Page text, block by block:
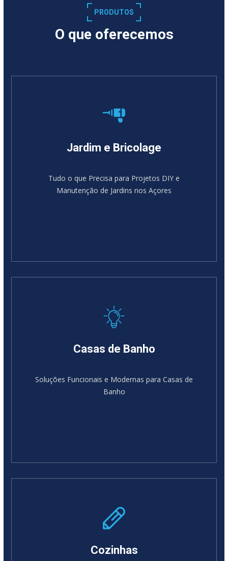
PRODUTOS
O que oferecemos
Jardim e Bricolage
Tudo o que Precisa para Projetos DIY e
Manutenção de Jardins nos Açores
Casas de Banho
Soluções Funcionais e Modernas para Casas de
Banho
Cozinhas
SABER MAIS